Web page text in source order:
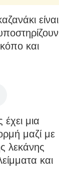
είναι
και
μια
μαζί με
λεκάνης
και